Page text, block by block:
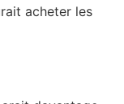
acheter les